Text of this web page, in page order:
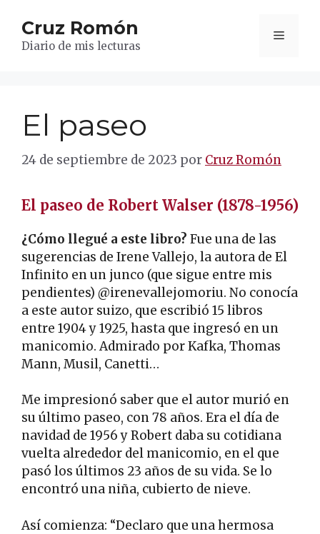
contenido
Cruz Romón
Diario de mis lecturas
Menú
El paseo
24 de septiembre de 2023 por Cruz Romón
El paseo de Robert Walser (1878-1956)
¿Cómo llegué a este libro? Fue una de las
sugerencias de Irene Vallejo, la autora de El
Infinito en un junco (que sigue entre mis
pendientes) @irenevallejomoriu. No conocía
a este autor suizo, que escribió 15 libros
entre 1904 y 1925, hasta que ingresó en un
manicomio. Admirado por Kafka, Thomas
Mann, Musil, Canetti…
Me impresionó saber que el autor murió en
su último paseo, con 78 años. Era el día de
navidad de 1956 y Robert daba su cotidiana
vuelta alrededor del manicomio, en el que
pasó los últimos 23 años de su vida. Se lo
encontró una niña, cubierto de nieve.
Así comienza: “Declaro que una hermosa